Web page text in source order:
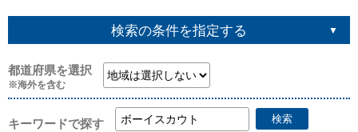
検索の条件を指定する
都道府県を選択
※海外を含む
キーワードで探す